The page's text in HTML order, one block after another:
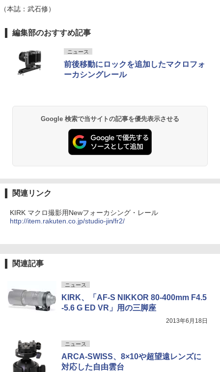
（本誌：武石修）
編集部のおすすめ記事
ニュース
前後移動にロックを追加したマクロフォ
ーカシングレール
Google 検索で当サイトの記事を優先表示させる
関連リンク
KIRK マクロ撮影用Newフォーカシング・レール
http://item.rakuten.co.jp/studio-jin/fr2/
関連記事
ニュース
KIRK、「AF-S NIKKOR 80-400mm F4.5
-5.6 G ED VR」用の三脚座
2013年6月18日
ニュース
ARCA-SWISS、8×10や超望遠レンズに
対応した自由雲台